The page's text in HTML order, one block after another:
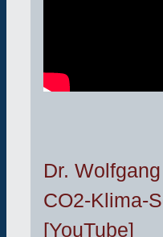
Dr.
CO2-Klima-
[YouTube]